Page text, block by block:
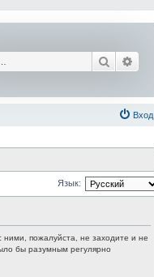
Поиск
Вход
Язык:
пожалуйста, не заходите и не
бы разумным регулярно